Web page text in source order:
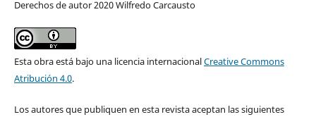
Derechos de autor 2020 Wilfredo Carcausto
Esta obra está bajo una licencia internacionalCreative Commons
Atribución 4.0.
Los autores que publiquen en esta revista aceptan las siguientes